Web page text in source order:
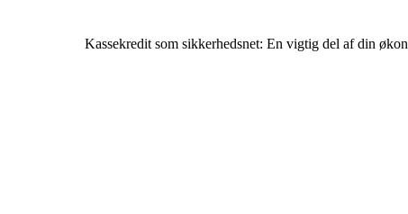
Kassekredit som sikkerhedsnet: En vigtig del af din